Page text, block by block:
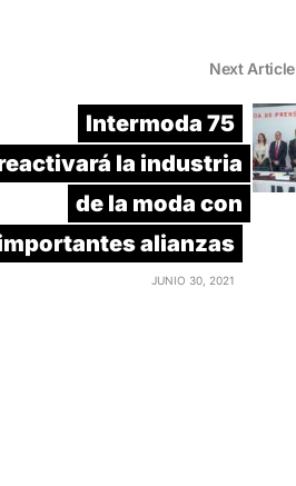
Next Article
Intermoda 75
la industria
de la moda con
alianzas
JUNIO 30, 2021